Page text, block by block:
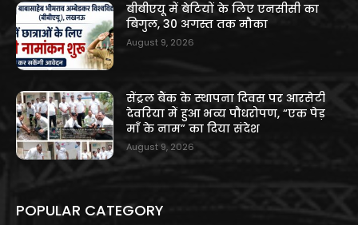
बीबीएयू में बेटियों के लिए एनसीसी का
बिगुल, 30 अगस्त तक मौका
August 9, 2026
सेंट्रल बैंक के स्थापना दिवस पर आरसेटी
देवरिया में हुआ भव्य पौधरोपण, “एक पेड़
माँ के नाम” का दिया संदेश
August 9, 2026
POPULAR CATEGORY